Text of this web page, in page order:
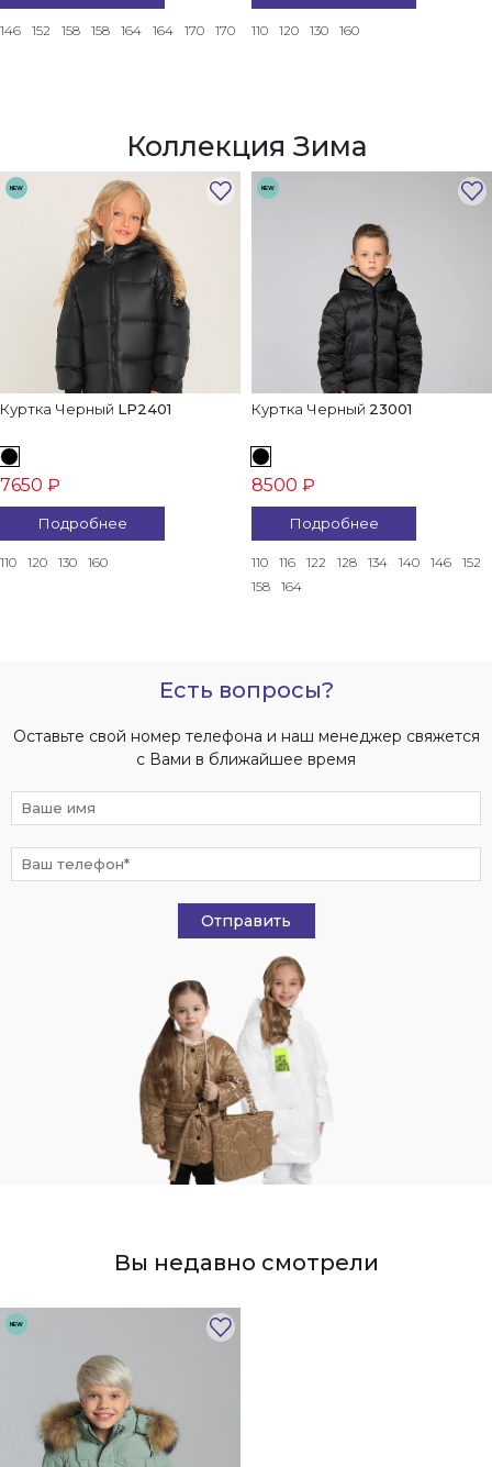
146 152 158 158 164 164 170 170 110 120 130 160
Коллекция Зима
NEW
Куртка Черный LP2401
7650 ₽
Подробнее
110 120 130 160
NEW
Куртка Черный 23001
8500 ₽
Подробнее
110 116 122 128 134 140 146
152
158
164
Есть вопросы?
Оставьте свой номер телефона и наш менеджер свяжется
с Вами в ближайшее время
Отправить
Вы недавно смотрели
NEW